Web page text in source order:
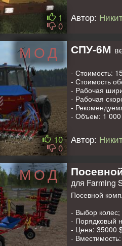
1
0
-
- IC управление;
-
- Рабочие
- Оставляют
- Пачкаются и
- Объем
Авторы: Bear
Автор:
МОД
10
0
СПУ-6М
- Стоимость:
- Стоимость
- Рабочая
- Рабочая
-
- Объем: 1 000
- Эффекты
Авторы:
Автор:
МОД
для Farming
Посевной
- Выбор колес;
- Порядковый
- Цена: 35000
-